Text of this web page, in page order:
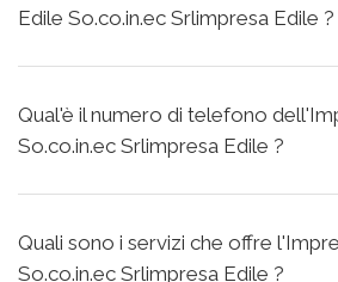
Edile So.co.in.ec Srlimpresa Edile ?
Qual'è il numero di telefono
So.co.in.ec Srlimpresa Edile ?
Quali sono i servizi che offre
So.co.in.ec Srlimpresa Edile ?